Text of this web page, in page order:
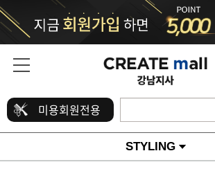
미용회원전용
STYLING